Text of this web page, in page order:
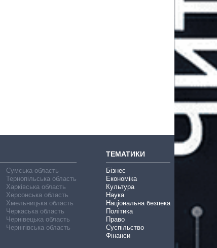
Сумська область
Тернопільська область
Харківська область
Херсонська область
Хмельницька область
Черкаська область
Чернівецька область
Чернігівська область
ТЕМАТИКИ
Бізнес
Економіка
Культура
Наука
Національна безпека
Політика
Право
Суспільство
Фінанси